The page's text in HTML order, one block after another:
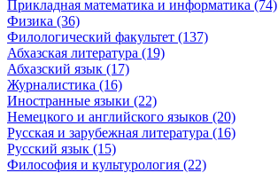
Прикладная математика и информатика (74)
Физика (36)
Филологический факультет (137)
Абхазская литература (19)
Абхазский язык (17)
Журналистика (16)
Иностранные языки (22)
Немецкого и английского языков (20)
Русская и зарубежная литература (16)
Русский язык (15)
Философия и культурология (22)